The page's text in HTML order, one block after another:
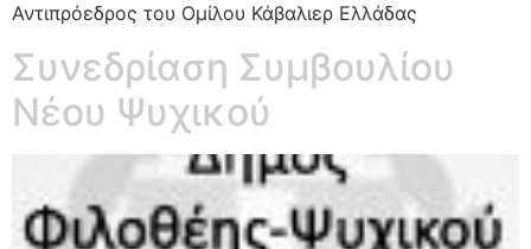
Αντιπρόεδρος του Ομίλου Κάβαλιερ Ελλάδας
Συνεδρίαση Συμβουλίου
Νέου Ψυχικού